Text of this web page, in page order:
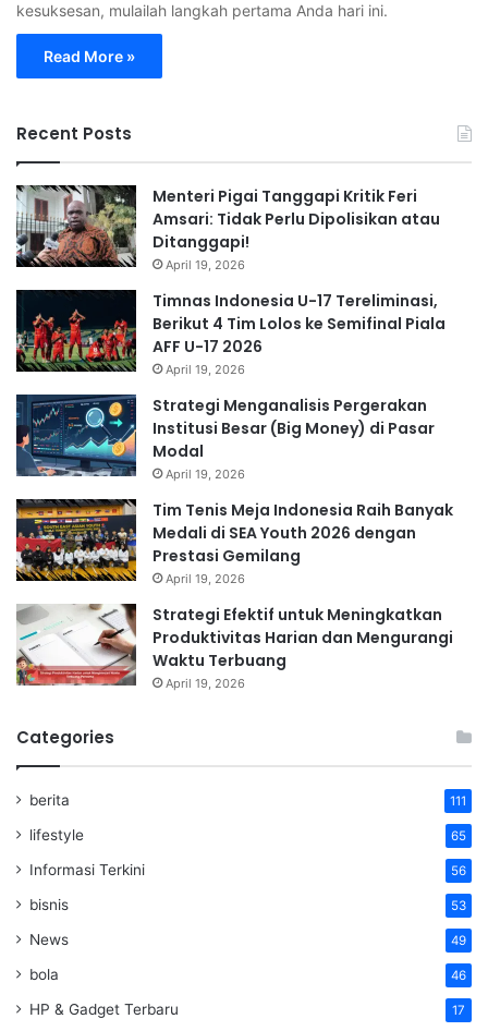
kesuksesan, mulailah langkah pertama Anda hari ini.
Read More »
Recent Posts
Menteri Pigai Tanggapi Kritik Feri
Amsari: Tidak Perlu Dipolisikan atau
Ditanggapi!
April 19, 2026
Timnas Indonesia U-17 Tereliminasi,
Berikut 4 Tim Lolos ke Semifinal Piala
AFF U-17 2026
April 19, 2026
Strategi Menganalisis Pergerakan
Institusi Besar (Big Money) di Pasar
Modal
April 19, 2026
Tim Tenis Meja Indonesia Raih Banyak
Medali di SEA Youth 2026 dengan
Prestasi Gemilang
April 19, 2026
Strategi Efektif untuk Meningkatkan
Produktivitas Harian dan Mengurangi
Waktu Terbuang
April 19, 2026
Categories
berita 111
lifestyle 65
Informasi Terkini 56
bisnis 53
News 49
bola 46
HP & Gadget Terbaru 17